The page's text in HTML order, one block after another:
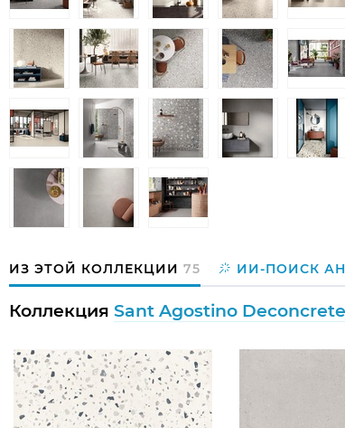
ИЗ ЭТОЙ КОЛЛЕКЦИИ 75 ИИ-ПОИСК
Коллекция Sant Agostino Deconcrete